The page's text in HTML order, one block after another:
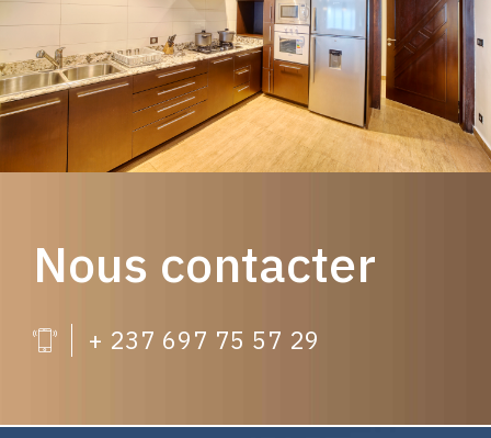
Nous contacter
+ 237 697 75 57 29